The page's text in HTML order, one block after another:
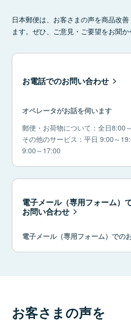
日本郵便は、お客さまの声を商品改
ます。ぜひ、ご意見・ご要望をお聞か
お電話でのお問い合わせ
オペレータがお話を伺います
郵便・お荷物について：全日8:00
その他のサービス：平日 9:00～
9:00～17:00
電子メール（専用フォーム）
お問い合わせ
電子メール（専用フォーム）での
お客さまの声を